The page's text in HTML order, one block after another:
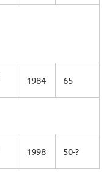
1984 65
1998 50-?